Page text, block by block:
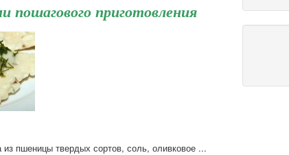
приготовления
пшеницы твердых сортов, соль, оливковое ...